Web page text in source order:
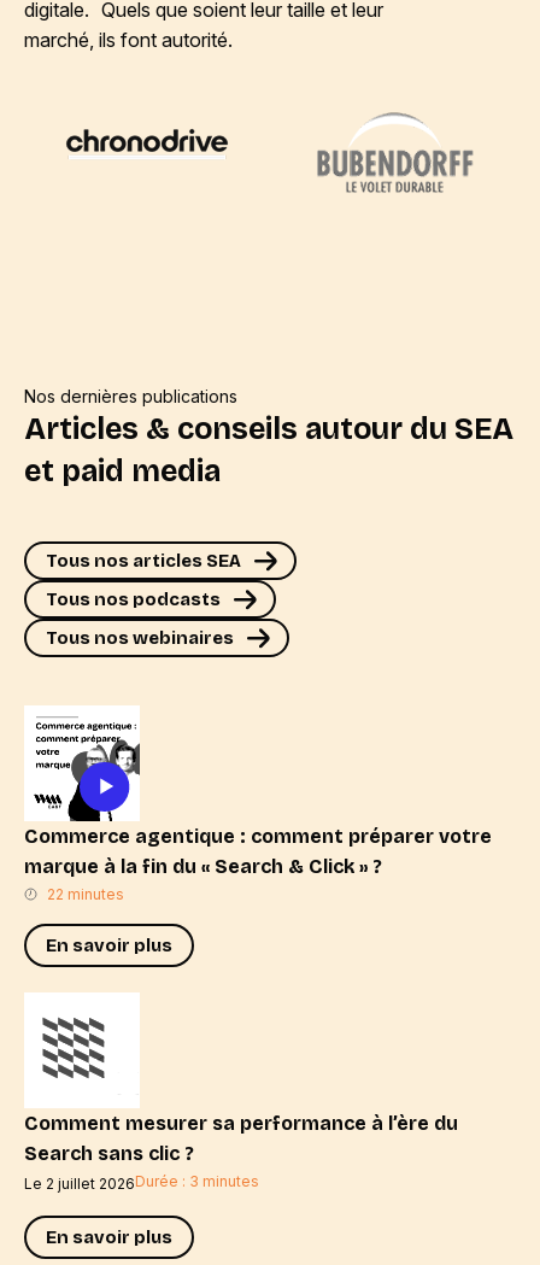
digitale. Quels que soient leur taille et leur
marché, ils font autorité.
Nos dernières publications
Articles & conseils autour du SEA
et paid media
Tous nos articles SEA
Tous nos podcasts
Tous nos webinaires
Commerce agentique : comment préparer votre
marque à la fin du « Search & Click » ?
22 minutes
En savoir plus
Comment mesurer sa performance à l’ère du
Search sans clic ?
Le 2 juillet 2026Durée : 3 minutes
En savoir plus